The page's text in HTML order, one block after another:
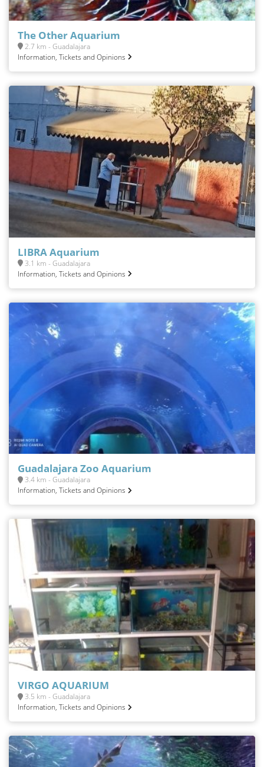
The Other Aquarium
2.7 km - Guadalajara
Information, Tickets and Opinions
LIBRA Aquarium
3.1 km - Guadalajara
Information, Tickets and Opinions
Guadalajara Zoo Aquarium
3.4 km - Guadalajara
Information, Tickets and Opinions
VIRGO AQUARIUM
3.5 km - Guadalajara
Information, Tickets and Opinions